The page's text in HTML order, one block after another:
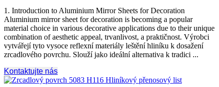
1. Introduction to Aluminium Mirror Sheets for Decoration
Aluminium mirror sheet for decoration is becoming a popular
material choice in various decorative applications due to their unique
combination of aesthetic appeal, trvanlivost, a praktičnost. Výrobci
vytvářejí tyto vysoce reflexní materiály leštění hliníku k dosažení
zrcadlového povrchu. Slouží jako ideální alternativa k tradici ...
Kontaktujte nás